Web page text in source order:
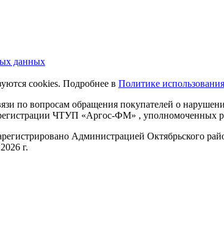
данных
cookies. Подробнее в Политике
по вопросам обращения покупателей о
ЧТУП «Аргос-ФМ» , уполномоченных
Администрацией Октябрьского
г.